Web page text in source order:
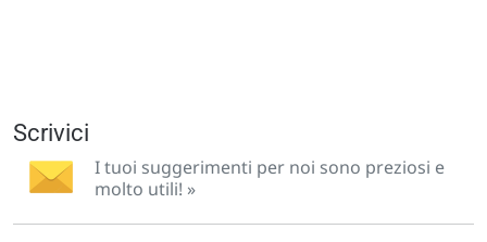
Scrivici
I tuoi suggerimenti per noi sono preziosi e
molto utili! »